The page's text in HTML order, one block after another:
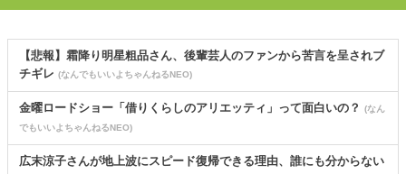
【悲報】霜降り明星粗品さん、後輩芸人のファンから苦言を呈されブ
チギレ (なんでもいいよちゃんねるNEO)
金曜ロードショー「借りくらしのアリエッティ」って面白いの？
(なん
でもいいよちゃんねるNEO)
広末涼子さんが地上波にスピード復帰できる理由、誰にも分からない